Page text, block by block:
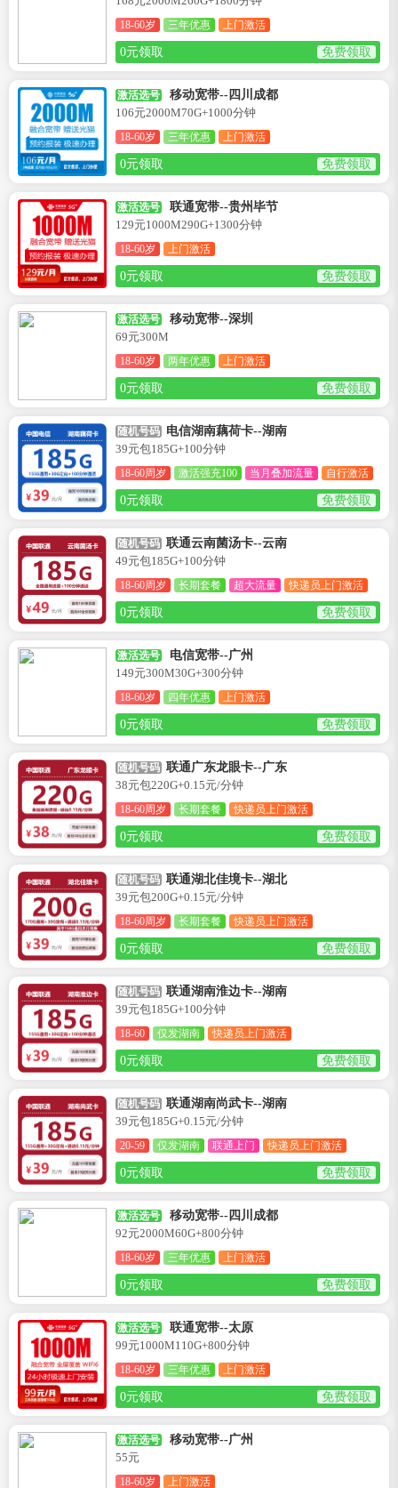
18-60岁 三年优惠 上门激活
0元领取 免费领取
激活选号
移动宽带--四川成都
106元2000M70G+1000分钟
18-60岁 三年优惠 上门激活
0元领取 免费领取
激活选号
联通宽带--贵州毕节
129元1000M290G+1300分钟
18-60岁 上门激活
0元领取 免费领取
激活选号
移动宽带--深圳
69元300M
18-60岁 两年优惠 上门激活
0元领取 免费领取
随机号码 电信湖南藕荷卡--湖南
39元包185G+100分钟
18-60周岁 激活强充100 当月叠加流量 自行激活
0元领取 免费领取
随机号码 联通云南菌汤卡--云南
49元包185G+100分钟
18-60周岁 长期套餐 超大流量 快递员上门激活
0元领取 免费领取
激活选号
电信宽带--广州
149元300M30G+300分钟
18-60岁 四年优惠 上门激活
0元领取 免费领取
随机号码 联通广东龙眼卡--广东
38元包220G+0.15元/分钟
18-60周岁 长期套餐 快递员上门激活
0元领取 免费领取
随机号码 联通湖北佳境卡--湖北
39元包200G+0.15元/分钟
18-60周岁 长期套餐 快递员上门激活
0元领取 免费领取
随机号码 联通湖南淮边卡--湖南
39元包185G+100分钟
18-60 仅发湖南 快递员上门激活
0元领取 免费领取
随机号码 联通湖南尚武卡--湖南
39元包185G+0.15元/分钟
20-59 仅发湖南 联通上门 快递员上门激活
0元领取 免费领取
激活选号
移动宽带--四川成都
92元2000M60G+800分钟
18-60岁 三年优惠 上门激活
0元领取 免费领取
激活选号
联通宽带--太原
99元1000M110G+800分钟
18-60岁 三年优惠 上门激活
0元领取 免费领取
激活选号
移动宽带--广州
55元
18-60岁 上门激活